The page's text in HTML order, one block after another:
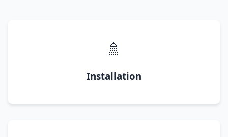
🚿
Installation